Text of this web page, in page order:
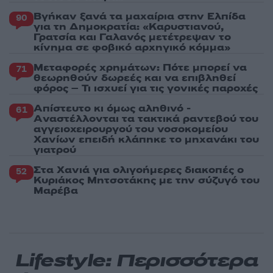
90 Βγήκαν ξανά τα μαχαίρια στην Ελπίδα
για τη Δημοκρατία: «Καρυστιανού,
Γρατσία και Γαλανός μετέτρεψαν το
κίνημα σε φοβικό αρχηγικό κόμμα»
71 Μεταφορές χρημάτων: Πότε μπορεί να
θεωρηθούν δωρεές και να επιβληθεί
φόρος – Τι ισχυεί για τις γονικές παροχές
61 Απίστευτο κι όμως αληθινό -
Aναστέλλονται τα τακτικά ραντεβού του
αγγειοχειρουργού του νοσοκομείου
Χανίων επειδή κλάπηκε το μηχανάκι του
γιατρού
52 Στα Χανιά για ολιγοήμερες διακοπές ο
Κυριάκος Μητσοτάκης με την σύζυγό του
Μαρέβα
Lifestyle: Περισσότερα